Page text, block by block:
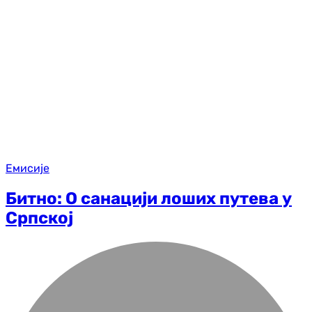
Емисије
Битно: О санацији лоших путева у
Српској